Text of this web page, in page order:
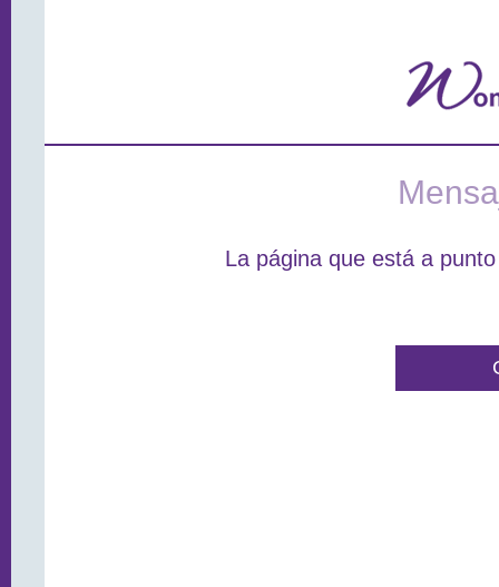
La página que está a